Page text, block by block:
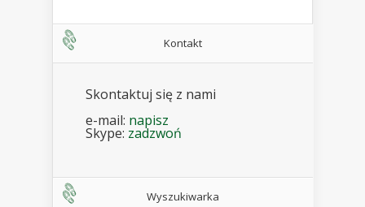
Kontakt
Skontaktuj się z nami
e-mail: napisz
Skype: zadzwoń
Wyszukiwarka